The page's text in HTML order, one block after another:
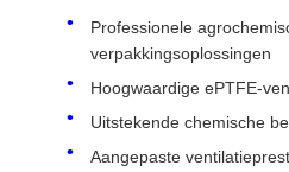
Professionele
verpakkingsoplossingen
Hoogwaardige ePTFE-
Uitstekende chemische
Aangepaste